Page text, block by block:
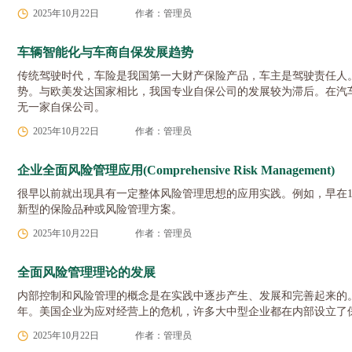
2025年10月22日 作者：管理员
车辆智能化与车商自保发展趋势
传统驾驶时代，车险是我国第一大财产保险产品，车主是驾驶责任
势。与欧美发达国家相比，我国专业自保公司的发展较为滞后。在
无一家自保公司。
2025年10月22日 作者：管理员
企业全面风险管理应用(Comprehensive Risk Management)
很早以前就出现具有一定整体风险管理思想的应用实践。例如，早
新型的保险品种或风险管理方案。
2025年10月22日 作者：管理员
全面风险管理理论的发展
内部控制和风险管理的概念是在实践中逐步产生、发展和完善起来
年。美国企业为应对经营上的危机，许多大中型企业都在内部设立
2025年10月22日 作者：管理员